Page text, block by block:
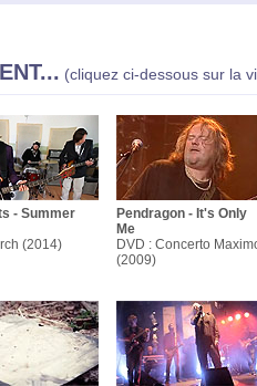
(cliquez ci-dessous sur la
- Summer
(2014)
Pendragon - It's Only
Me
DVD : Concerto
(2009)